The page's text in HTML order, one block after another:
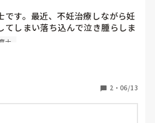
です。最近、不妊治療しながら妊
てしまい落ち込んで泣き腫らしま
まいました。流産した事は残念で
杯生きていき引き続き仕事も不
頑張りたいと思います!!
士
2 ・ 06/13